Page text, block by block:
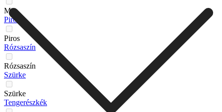
Mix
Piros
Piros
Rózsaszín
Rózsaszín
Szürke
Szürke
Tengerészkék